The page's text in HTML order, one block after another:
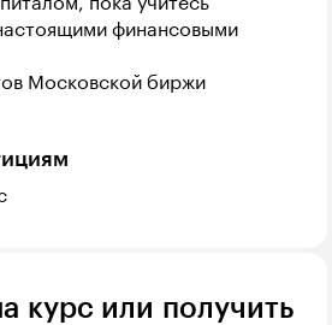
финансовыми
Московской биржи
курс или получить